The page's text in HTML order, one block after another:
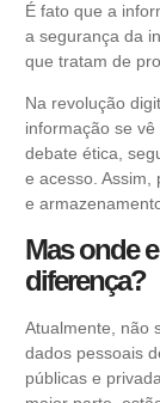
É fato que a
a segurança da
que tratam de
Na revolução
informação se
debate ética,
e acesso. Assim,
e
Mas onde
diferença?
Atualmente, não
dados pessoais
públicas e